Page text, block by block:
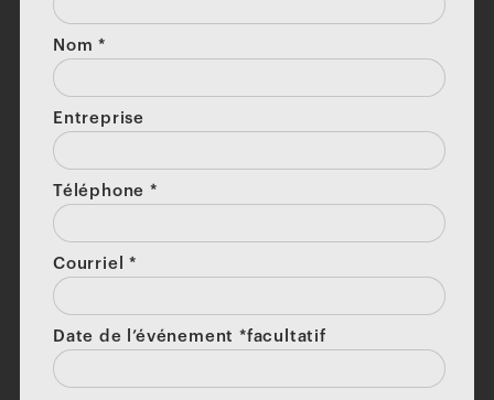
Nom*
Entreprise
Téléphone*
Courriel*
Date de l’événement *facultatif